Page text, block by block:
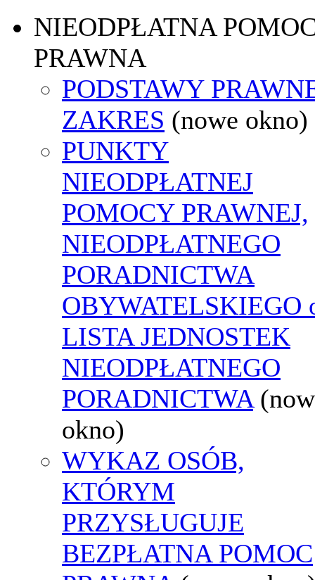
NIEODPŁATNA
PRAWNA
PODSTAWY
ZAKRES (nowe okno)
PUNKTY
NIEODPŁATNEJ
POMOCY PRAWNEJ,
NIEODPŁATNEGO
PORADNICTWA
OBYWATELSKIEGO
LISTA JEDNOSTEK
NIEODPŁATNEGO
PORADNICTWA
okno)
WYKAZ OSÓB,
KTÓRYM
PRZYSŁUGUJE
BEZPŁATNA POMOC